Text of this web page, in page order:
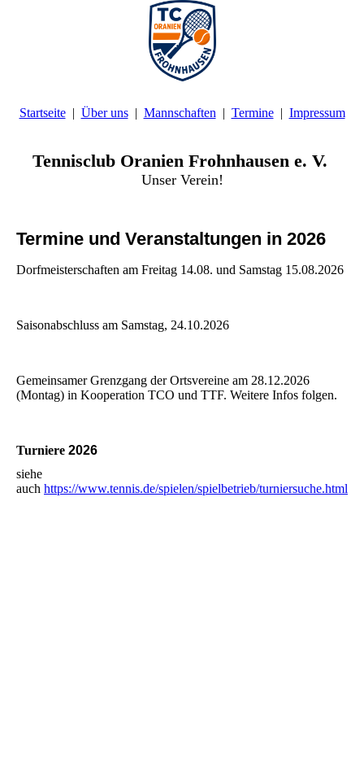
Startseite Über uns Mannschaften Termine Impressum
Tennisclub Oranien Frohnhausen e. V.
Unser Verein!
Termine und Veranstaltungen in 2026
Dorfmeisterschaften am Freitag 14.08. und Samstag 15.08.2026
Saisonabschluss am Samstag, 24.10.2026
Gemeinsamer Grenzgang der Ortsvereine am 28.12.2026
(Montag) in Kooperation TCO und TTF. Weitere Infos folgen.
Turniere 2026
siehe
auch https://www.tennis.de/spielen/spielbetrieb/turniersuche.html